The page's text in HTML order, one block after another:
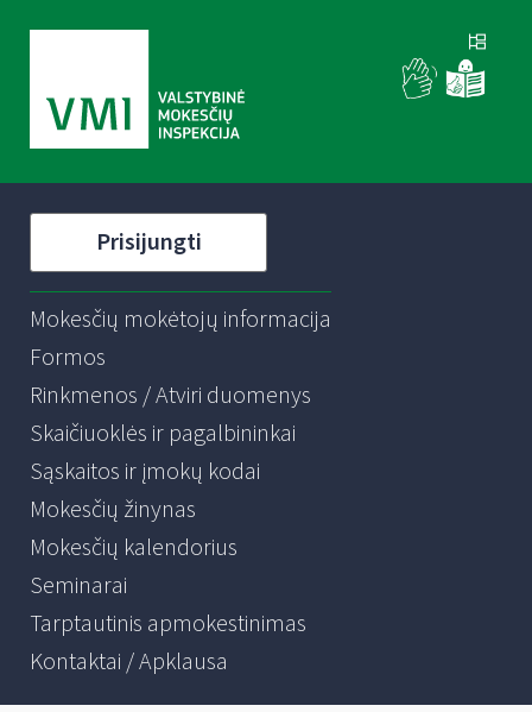
Prisijungti
Mokesčių mokėtojų informacija
Formos
Rinkmenos / Atviri duomenys
Skaičiuoklės ir pagalbininkai
Sąskaitos ir įmokų kodai
Mokesčių žinynas
Mokesčių kalendorius
Seminarai
Tarptautinis apmokestinimas
Kontaktai / Apklausa